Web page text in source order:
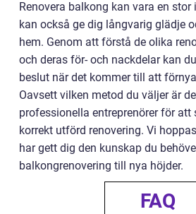
Renovera balkong kan vara en stor
kan också ge dig långvarig glädje
hem. Genom att förstå de olika
och deras för- och nackdelar kan
beslut när det kommer till att
Oavsett vilken metod du väljer är
professionella entreprenörer för att
korrekt utförd renovering. Vi
har gett dig den kunskap du
balkongrenovering till nya höjder.
FAQ